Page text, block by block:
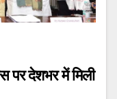
पर देशभर में मिली